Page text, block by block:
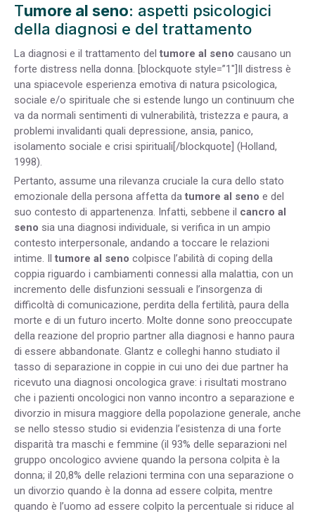
Tumore al seno: aspetti psicologici
della diagnosi e del trattamento
La diagnosi e il trattamento del tumore al seno causano un
forte distress nella donna. [blockquote style=”1″]Il distress è
una spiacevole esperienza emotiva di natura psicologica,
sociale e/o spirituale che si estende lungo un continuum che
va da normali sentimenti di vulnerabilità, tristezza e paura, a
problemi invalidanti quali depressione, ansia, panico,
isolamento sociale e crisi spirituali[/blockquote] (Holland,
1998).
Pertanto, assume una rilevanza cruciale la cura dello stato
emozionale della persona affetta da tumore al seno e del
suo contesto di appartenenza. Infatti, sebbene il cancro al
seno sia una diagnosi individuale, si verifica in un ampio
contesto interpersonale, andando a toccare le relazioni
intime. Il tumore al seno colpisce l’abilità di coping della
coppia riguardo i cambiamenti connessi alla malattia, con un
incremento delle disfunzioni sessuali e l’insorgenza di
difficoltà di comunicazione, perdita della fertilità, paura della
morte e di un futuro incerto. Molte donne sono preoccupate
della reazione del proprio partner alla diagnosi e hanno paura
di essere abbandonate. Glantz e colleghi hanno studiato il
tasso di separazione in coppie in cui uno dei due partner ha
ricevuto una diagnosi oncologica grave: i risultati mostrano
che i pazienti oncologici non vanno incontro a separazione e
divorzio in misura maggiore della popolazione generale, anche
se nello stesso studio si evidenzia l’esistenza di una forte
disparità tra maschi e femmine (il 93% delle separazioni nel
gruppo oncologico avviene quando la persona colpita è la
donna; il 20,8% delle relazioni termina con una separazione o
un divorzio quando è la donna ad essere colpita, mentre
quando è l’uomo ad essere colpito la percentuale si riduce al